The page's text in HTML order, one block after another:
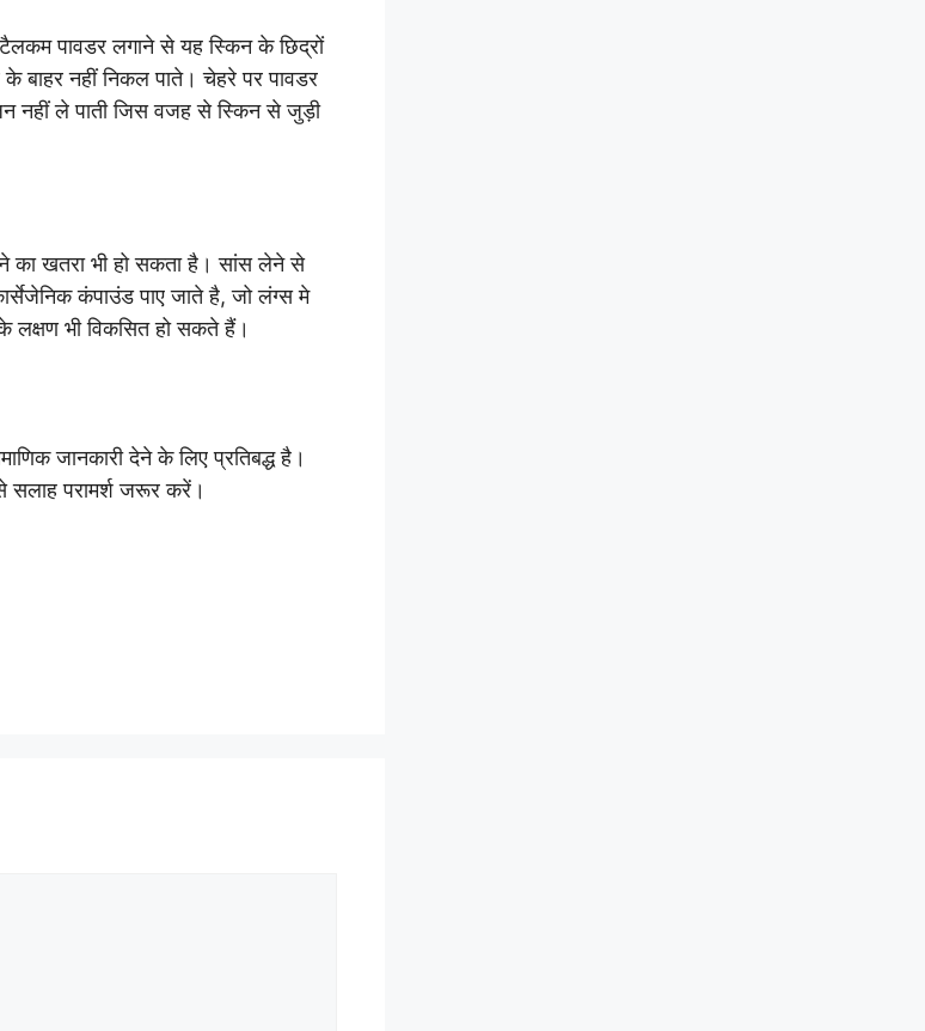
टैलकम पावडर लगाने से यह स्किन के छिद्रों
बाहर नहीं निकल पाते। चेहरे पर पावडर
नहीं ले पाती जिस वजह से स्किन से जुड़ी
का खतरा भी हो सकता है। सांस लेने से
कंपाउंड पाए जाते है, जो लंग्स मे
लक्षण भी विकसित हो सकते हैं।
जानकारी देने के लिए प्रतिबद्ध है।
सलाह परामर्श जरूर करें।